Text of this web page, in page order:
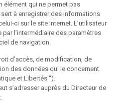
élément qui ne permet pas
sert à enregistrer des informations
ci sur le site Internet. L’utilisateur
l’intermédiaire des paramètres
de navigation.
d’accès, de modification, de
des données qui le concernent
et Libertés “).
s’adresser auprès du Directeur de